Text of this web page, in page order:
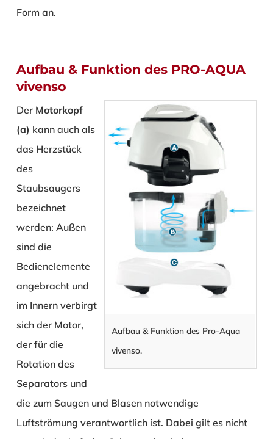
Form an.
Aufbau & Funktion des PRO-AQUA
vivenso
Aufbau & Funktion des Pro-Aqua
vivenso.
Der Motorkopf
(a) kann auch als
das Herzstück
des
Staubsaugers
bezeichnet
werden: Außen
sind die
Bedienelemente
angebracht und
im Innern verbirgt
sich der Motor,
der für die
Rotation des
Separators und
die zum Saugen und Blasen notwendige
Luftströmung verantwortlich ist. Dabei gilt es nicht